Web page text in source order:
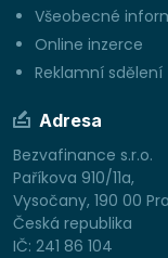
Všeobecné
Online inzerce
Reklamní sdělení
Adresa
Bezvafinance s.r.o.
Paříkova 910/11a,
Vysočany, 190 00
Česká republika
IČ: 241 86 104